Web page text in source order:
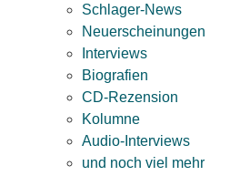
Schlager-News
Neuerscheinungen
Interviews
Biografien
CD-Rezension
Kolumne
Audio-Interviews
und noch viel mehr